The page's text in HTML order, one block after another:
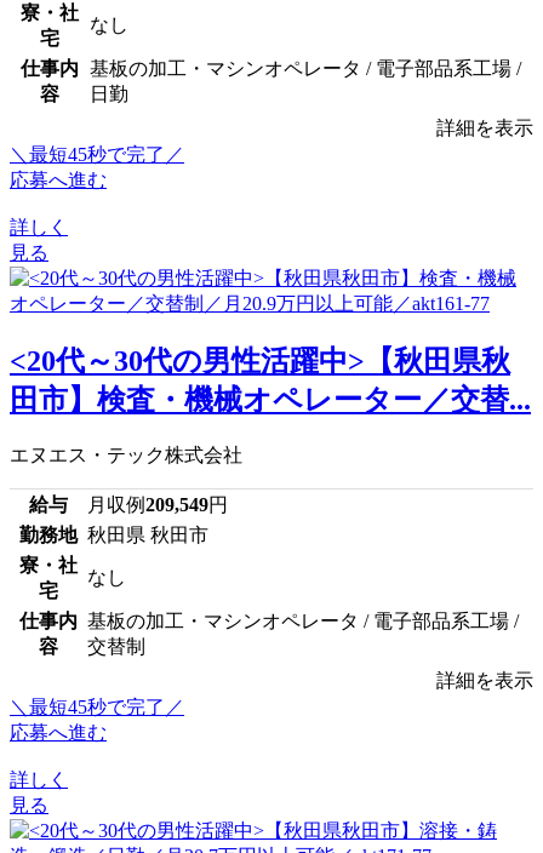
寮・社
宅
なし
仕事内
容
基板の加工・マシンオペレータ / 電子部品系工場 /
日勤
詳細を表示
＼最短45秒で完了／
応募へ進む
詳しく
見る
<20代～30代の男性活躍中>【秋田県秋
田市】検査・機械オペレーター／交替...
エヌエス・テック株式会社
給与 月収例209,549円
勤務地 秋田県 秋田市
寮・社
宅
なし
仕事内
容
基板の加工・マシンオペレータ / 電子部品系工場 /
交替制
詳細を表示
＼最短45秒で完了／
応募へ進む
詳しく
見る